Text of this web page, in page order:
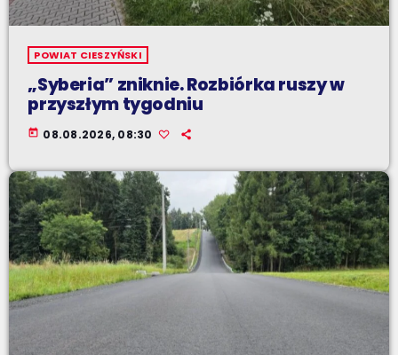
POWIAT CIESZYŃSKI
„Syberia” zniknie. Rozbiórka ruszy w
przyszłym tygodniu
today 08.08.2026, 08:30